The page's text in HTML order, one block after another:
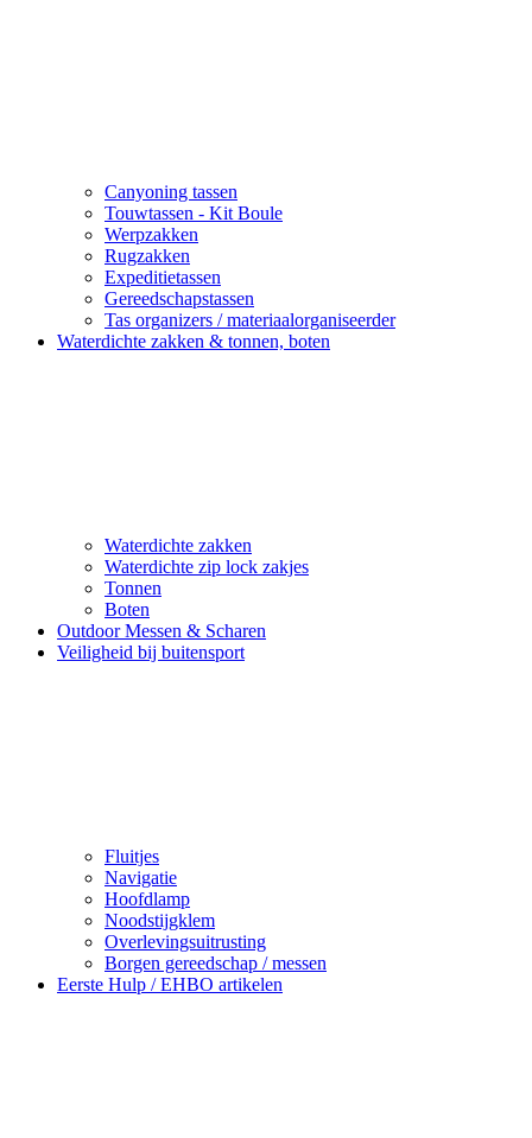
Canyoning tassen
Touwtassen - Kit Boule
Werpzakken
Rugzakken
Expeditietassen
Gereedschapstassen
Tas organizers / materiaalorganiseerder
Waterdichte zakken & tonnen, boten
Waterdichte zakken
Waterdichte zip lock zakjes
Tonnen
Boten
Outdoor Messen & Scharen
Veiligheid bij buitensport
Fluitjes
Navigatie
Hoofdlamp
Noodstijgklem
Overlevingsuitrusting
Borgen gereedschap / messen
Eerste Hulp / EHBO artikelen